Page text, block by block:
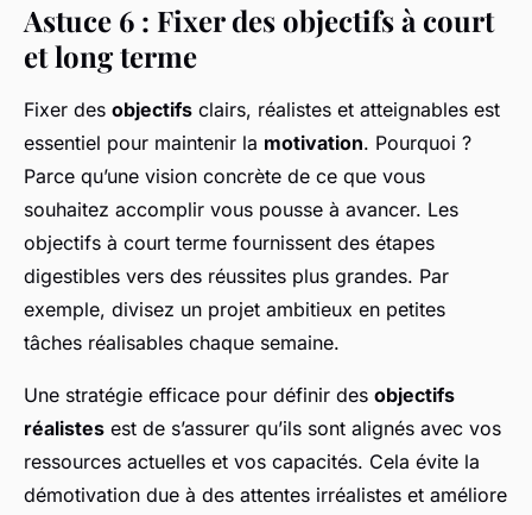
Astuce 6 : Fixer des objectifs à court
et long terme
Fixer des objectifs clairs, réalistes et atteignables est
essentiel pour maintenir la motivation. Pourquoi ?
Parce qu’une vision concrète de ce que vous
souhaitez accomplir vous pousse à avancer. Les
objectifs à court terme fournissent des étapes
digestibles vers des réussites plus grandes. Par
exemple, divisez un projet ambitieux en petites
tâches réalisables chaque semaine.
Une stratégie efficace pour définir des objectifs
réalistes est de s’assurer qu’ils sont alignés avec vos
ressources actuelles et vos capacités. Cela évite la
démotivation due à des attentes irréalistes et améliore